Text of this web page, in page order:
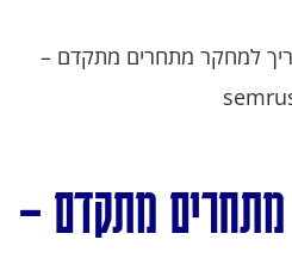
למחקר מתחרים מתקדם –
מתקדם –